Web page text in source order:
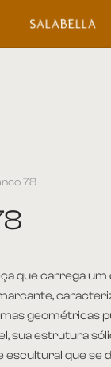
78
que carrega um
geométricas
sua estrutura
escultural que se